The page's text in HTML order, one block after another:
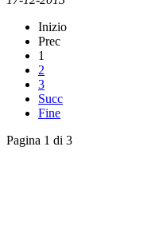
Inizio
Prec
1
2
3
Succ
Fine
Pagina 1 di 3